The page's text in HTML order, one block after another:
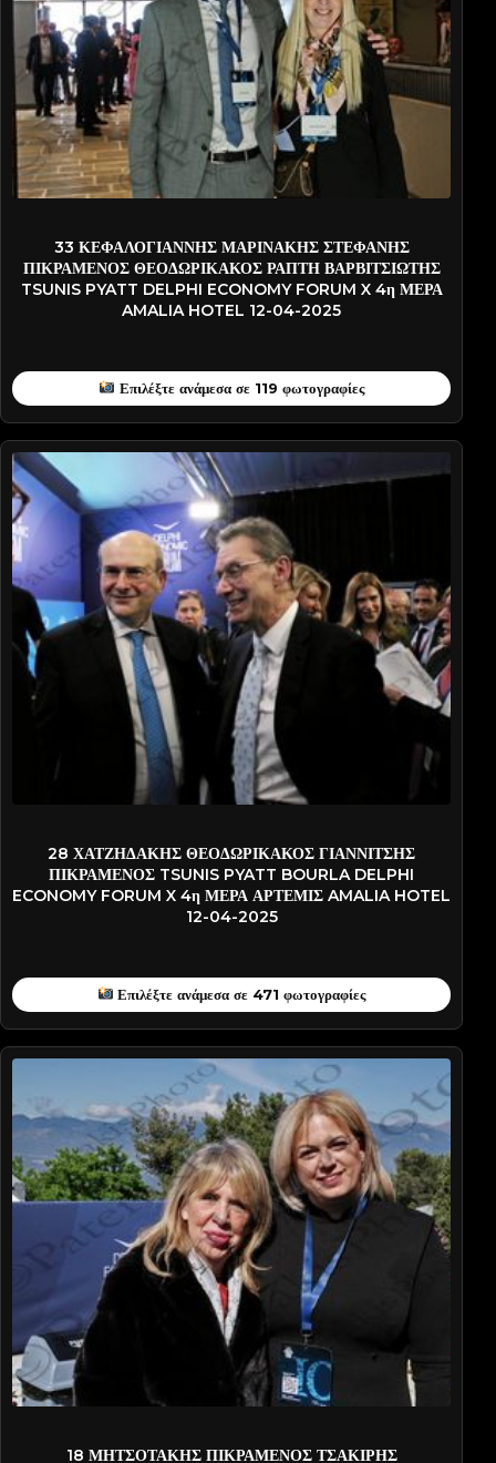
33 ΚΕΦΑΛΟΓΙΑΝΝΗΣ ΜΑΡΙΝΑΚΗΣ ΣΤΕΦΑΝΗΣ
ΠΙΚΡΑΜΕΝΟΣ ΘΕΟΔΩΡΙΚΑΚΟΣ ΡΑΠΤΗ ΒΑΡΒΙΤΣΙΩΤΗΣ
TSUNIS PYATT DELPHI ECONOMY FORUM X 4η ΜΕΡΑ
AMALIA HOTEL 12-04-2025
Επιλέξτε ανάμεσα σε 119 φωτογραφίες
28 ΧΑΤΖΗΔΑΚΗΣ ΘΕΟΔΩΡΙΚΑΚΟΣ ΓΙΑΝΝΙΤΣΗΣ
ΠΙΚΡΑΜΕΝΟΣ TSUNIS PYATT BOURLA DELPHI
ECONOMY FORUM X 4η ΜΕΡΑ ΑΡΤΕΜΙΣ AMALIA HOTEL
12-04-2025
Επιλέξτε ανάμεσα σε 471 φωτογραφίες
18 ΜΗΤΣΟΤΑΚΗΣ ΠΙΚΡΑΜΕΝΟΣ ΤΣΑΚΙΡΗΣ